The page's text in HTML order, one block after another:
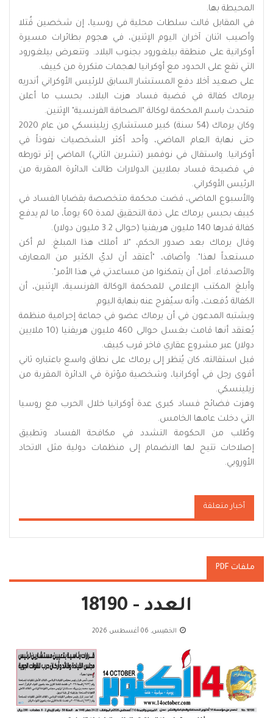
المحيطة بها.
في المقابل قالت سلطات محلية في روسيا، إن ‌شخصين ‌قُتلا
وأصيب اثنان ⁠آخران اليوم الإثنين، ⁠في هجوم بطائرات مسيرة
⁠أوكرانية ‌على ‌منطقة بيلغورود ‌بجنوب البلاد. وتتعرض ‌بيلغورود
التي تقع ‌على الحدود مع ⁠أوكرانيا لهجمات متكررة ⁠من كييف.
على صعيد آخلا دفع المستشار السابق للرئيس الأوكراني أندريه
يرماك كفالة في قضية فساد هزت البلاد، بحسب ما أعلن
متحدث باسم المحكمة لوكالة "الصحافة الفرنسية" الإثنين.
وكان يرماك (54 سنة) كبير مستشاري زيلينسكي من عام 2020
حتى نهاية العام الماضي، وأحد أكثر الشخصيات نفوذاً في
أوكرانيا. واستقال في نوفمبر (تشرين الثاني) الماضي إثر تورطه
في فضيحة فساد بملايين الدولارات طالت الدائرة المقربة من
الرئيس الأوكراني.
والأسبوع الماضي، قضت محكمة متخصصة بقضايا الفساد في
كييف بحبس يرماك على ذمة التحقيق لمدة 60 يوماً، ما لم يدفع
كفالة قدرها 140 مليون هريفنيا (حوالى 3.2 مليون دولار).
وقال يرماك بعد صدور الحكم، "لا أملك هذا المبلغ. لم أكن
مستعداً لهذا". وأضاف، "أعتقد أن لديّ الكثير من المعارف
والأصدقاء. آمل أن يتمكنوا من مساعدتي في هذا الأمر".
وأبلغ المكتب الإعلامي للمحكمة الوكالة الفرنسية، الإثنين، أن
الكفالة دُفعت، وأنه سيُفرج عنه بنهاية اليوم.
ويشتبه المدعون في أن يرماك عضو في جماعة إجرامية منظمة
يُعتقد أنها قامت بغسل حوالى 460 مليون هريفنيا (10 ملايين
دولار) عبر مشروع عقاري فاخر قرب كييف.
قبل استقالته، كان يُنظر إلى يرماك على نطاق واسع باعتباره ثاني
أقوى رجل في أوكرانيا، وشخصية مؤثرة في الدائرة المقربة من
زيلينسكي.
وهزت فضائح فساد كبرى عدة أوكرانيا خلال الحرب مع روسيا
التي دخلت عامها الخامس.
وطُلب من الحكومة التشدد في مكافحة الفساد وتطبيق
إصلاحات تتيح لها الانضمام إلى منظمات دولية مثل الاتحاد
الأوروبي.
أخبار متعلقة
ملفات PDF
العدد - 18190
الخميس, 06 أغسطس 2026